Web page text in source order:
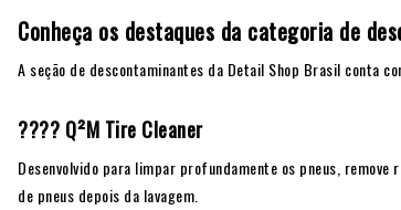
Conheça os destaques da categoria de
A seção de descontaminantes da Detail Shop Brasil conta
???? Q²M Tire Cleaner
Desenvolvido para limpar profundamente os pneus,
de pneus depois da lavagem.